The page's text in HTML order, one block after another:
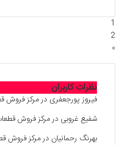
1
2
»
نظرات کاربران
فیروز پورجعفری درمرکز فروش
شفیع غروبی درمرکز فروش
بهرنگ رحمانیان درمرکز فروش